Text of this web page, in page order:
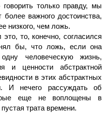
только правду, мы
важного достоинства,
низкого, чем ложь.
то, конечно, согласился
бы, что ложь, если она
человеческую жизнь,
и ценности абстрактной
в этих абстрактных
И нечего рассуждать об
еще не воплощены в
трата времени.